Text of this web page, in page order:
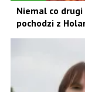
Niemal co
pochodzi z